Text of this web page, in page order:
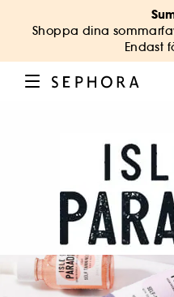
Shoppa dina
Endast